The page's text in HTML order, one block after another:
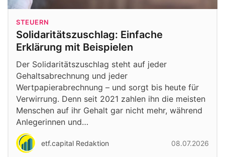
STEUERN
Solidaritätszuschlag: Einfache
Erklärung mit Beispielen
Der Solidaritätszuschlag steht auf jeder
Gehaltsabrechnung und jeder
Wertpapierabrechnung – und sorgt bis heute für
Verwirrung. Denn seit 2021 zahlen ihn die meisten
Menschen auf ihr Gehalt gar nicht mehr, während
Anlegerinnen und…
etf.capital Redaktion 08.07.2026